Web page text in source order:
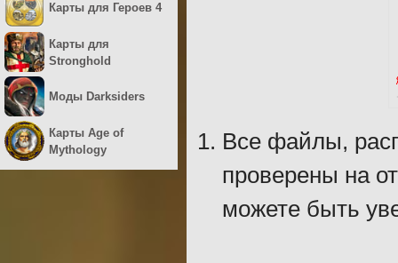
Все файлы,
проверены на
можете быть
Карты для Героев 4
Карты для
Stronghold
Моды Darksiders
Карты Age of
Mythology